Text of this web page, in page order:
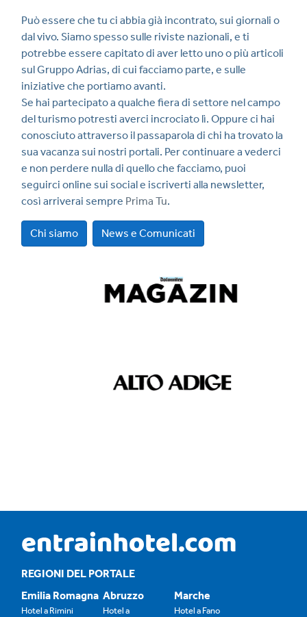
Può essere che tu ci abbia già incontrato, sui giornali o
dal vivo. Siamo spesso sulle riviste nazionali, e ti
potrebbe essere capitato di aver letto uno o più articoli
sul Gruppo Adrias, di cui facciamo parte, e sulle
iniziative che portiamo avanti.
Se hai partecipato a qualche fiera di settore nel campo
del turismo potresti averci incrociato lì. Oppure ci hai
conosciuto attraverso il passaparola di chi ha trovato la
sua vacanza sui nostri portali. Per continuare a vederci
e non perdere nulla di quello che facciamo, puoi
seguirci online sui social e iscriverti alla newsletter,
così arriverai sempre Prima Tu.
Chi siamo News e Comunicati
REGIONI DEL PORTALE
Emilia Romagna
Hotel a Rimini
Abruzzo
Hotel a
Marche
Hotel a Fano